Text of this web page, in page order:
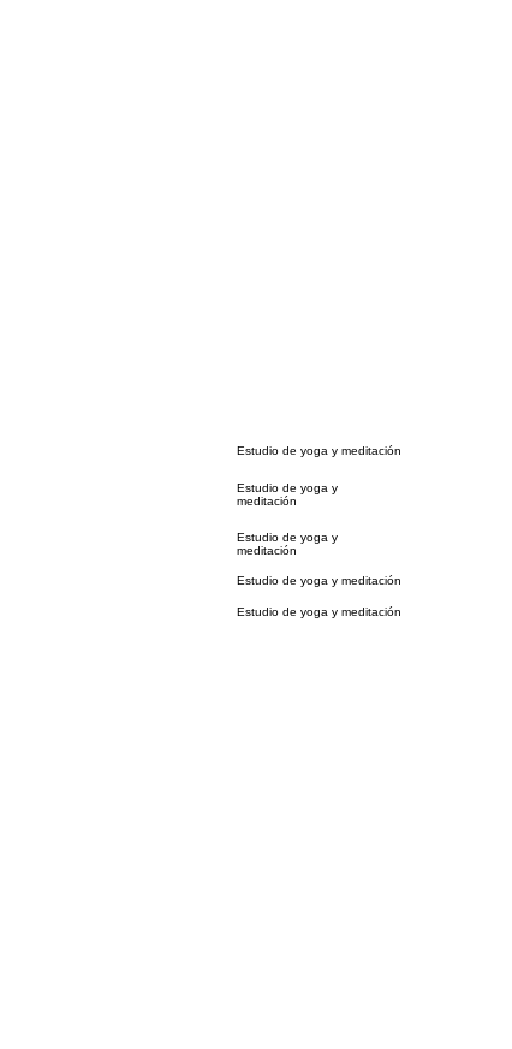
Estudio de yoga y meditación
Estudio de yoga y
meditación
Estudio de yoga y
meditación
Estudio de yoga y meditación
Estudio de yoga y meditación